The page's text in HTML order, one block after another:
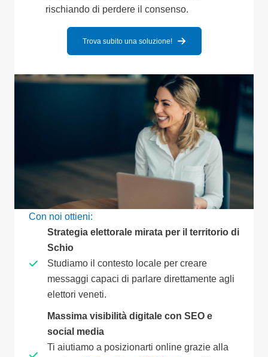
rischiando di perdere il consenso.
Trova subito una soluzione!
Con noi ottieni:
Strategia elettorale mirata per il territorio di
Schio
Studiamo il contesto locale per creare
messaggi capaci di parlare direttamente agli
elettori veneti.
Massima visibilità digitale con SEO e
social media
Ti aiutiamo a posizionarti online grazie alla